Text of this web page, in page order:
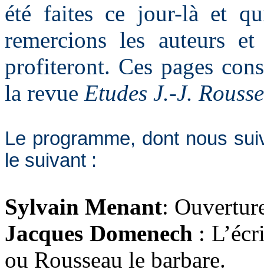
été faites ce jour-là et
remercions les auteurs
profiteront. Ces pages
la revue Etudes J.-J.
Le programme, dont nous
le suivant :
Sylvain Menant:
Jacques Domenech :
ou Rousseau le barbare.